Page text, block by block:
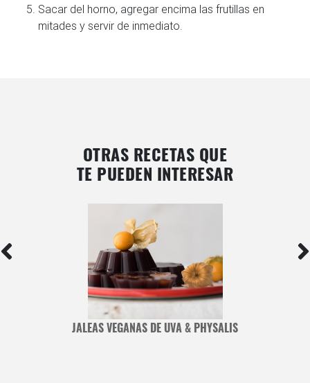
Sacar del horno, agregar encima las frutillas en
mitades y servir de inmediato.
OTRAS RECETAS QUE
TE PUEDEN INTERESAR
JALEAS VEGANAS DE UVA & PHYSALIS